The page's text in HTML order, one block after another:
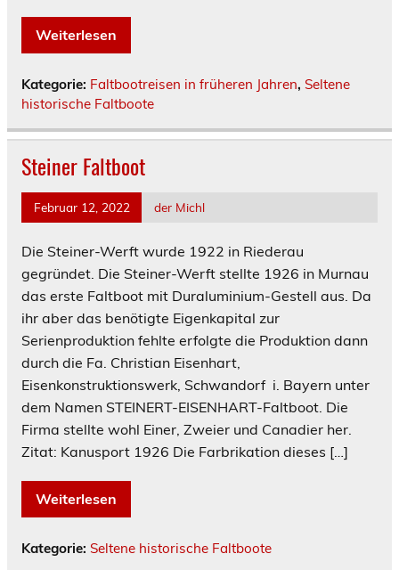
Weiterlesen
Kategorie: Faltbootreisen in früheren Jahren, Seltene
historische Faltboote
Steiner Faltboot
Februar 12, 2022 der Michl
Die Steiner-Werft wurde 1922 in Riederau
gegründet. Die Steiner-Werft stellte 1926 in Murnau
das erste Faltboot mit Duraluminium-Gestell aus. Da
ihr aber das benötigte Eigenkapital zur
Serienproduktion fehlte erfolgte die Produktion dann
durch die Fa. Christian Eisenhart,
Eisenkonstruktionswerk, Schwandorf i. Bayern unter
dem Namen STEINERT-EISENHART-Faltboot. Die
Firma stellte wohl Einer, Zweier und Canadier her.
Zitat: Kanusport 1926 Die Farbrikation dieses […]
Weiterlesen
Kategorie: Seltene historische Faltboote